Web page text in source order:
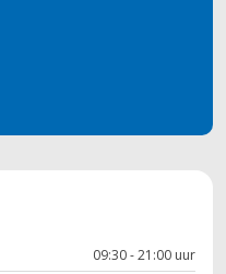
09:30 - 21:00 uur